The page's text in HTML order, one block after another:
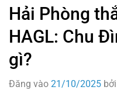
Hải Phòng
HAGL: Chu
gì?
Đăng vào 21/10/2025 bởi